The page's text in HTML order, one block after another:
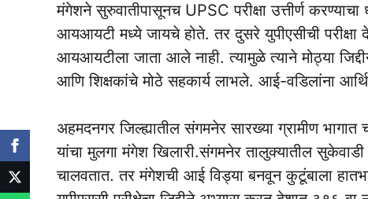
मंगेशने सुरुवातीपासूनच UPSC परीक्षा उत्तीर्ण
आयआयटी मध्ये जायचे होते. तर दुसरे युपीएसीची
आयआयटीला जाता आले नाही. त्यामुळे त्याने मोठ्या
आणि शिक्षकांचे मोठे सहकार्य लाभले. आई-वडिलांना
अहमदनगर जिल्ह्यातील संगमनेर सारख्या ग्रामीण
यांचा मुलगा मंगेश खिलारी.संगमनेर तालुक्यातील
चालवतात. तर मंगेशची आई विड्या बनवून कुटूंबाला